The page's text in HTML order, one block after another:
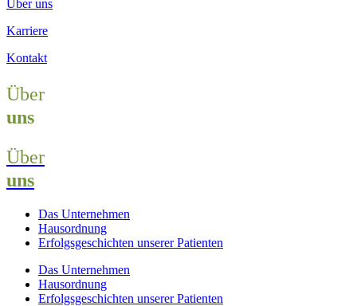
Über uns
Karriere
Kontakt
Über
uns
Über
uns
Das Unternehmen
Hausordnung
Erfolgsgeschichten unserer Patienten
Das Unternehmen
Hausordnung
Erfolgsgeschichten unserer Patienten